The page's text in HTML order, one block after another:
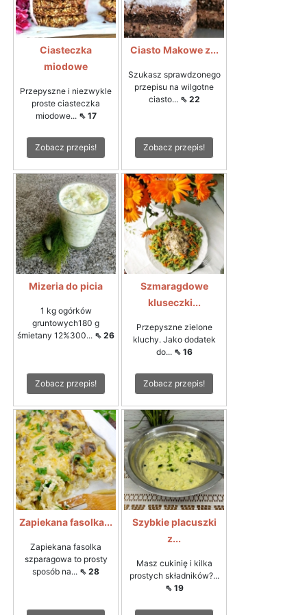
Ciasteczka
miodowe
Przepyszne i niezwykle
proste ciasteczka
miodowe... ⇖ 17
Zobacz przepis!
Ciasto Makowe z...
Szukasz sprawdzonego
przepisu na wilgotne
ciasto... ⇖ 22
Zobacz przepis!
Mizeria do picia
1 kg ogórków
gruntowych180 g
śmietany 12%300... ⇖ 26
Zobacz przepis!
Szmaragdowe
kluseczki...
Przepyszne zielone
kluchy. Jako dodatek
do... ⇖ 16
Zobacz przepis!
Zapiekana fasolka...
Zapiekana fasolka
szparagowa to prosty
sposób na... ⇖ 28
Szybkie placuszki
z...
Masz cukinię i kilka
prostych składników?...
⇖ 19